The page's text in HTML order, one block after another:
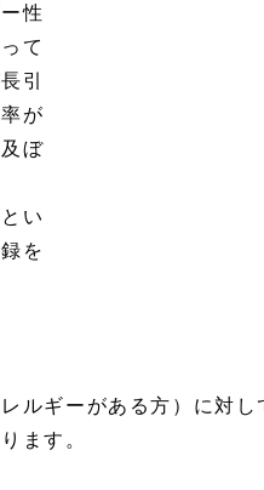
性
て
引
が
ぼ
い
を
ルギーがある方）に対し
ます。